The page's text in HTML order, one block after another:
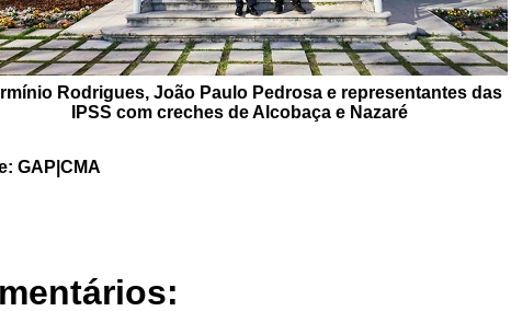
Rodrigues, João Paulo Pedrosa e representantes das
IPSS com creches de Alcobaça e Nazaré
GAP|CMA